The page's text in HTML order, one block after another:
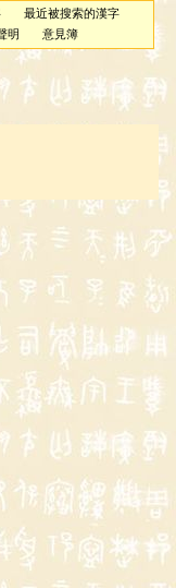
最近被搜索的漢字
明 意見簿